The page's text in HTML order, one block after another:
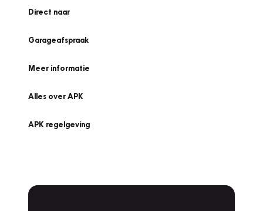
Direct naar
Garageafspraak
Meer informatie
Alles over APK
APK regelgeving